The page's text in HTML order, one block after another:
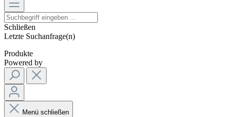
Schließen
Letzte Suchanfrage(n)
Produkte
Powered by
Menü schließen